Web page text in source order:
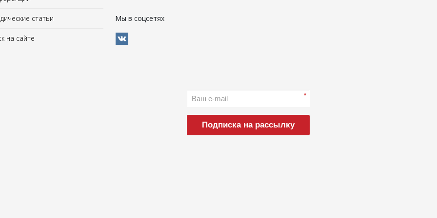
статьи
на сайте
Мы в соцсетях
*
Подписка на рассылку